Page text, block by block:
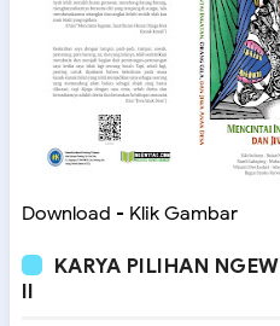
Download - Klik Gambar
KARYA PILIHAN
II